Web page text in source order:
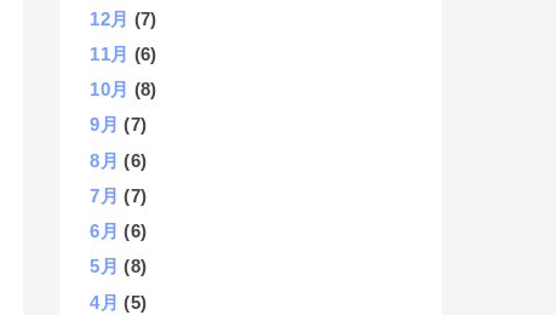
12月 (7)
11月 (6)
10月 (8)
9月(7)
8月(6)
7月(7)
6月(6)
5月(8)
4月(5)